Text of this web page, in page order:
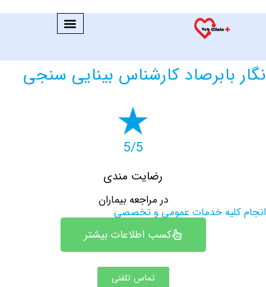
بابرصاد کارشناس بینایی سنجی
رضایت مندی
در مراجعه بیماران
خدمات عمومی و تخصصی
کسب اطلاعات بیشتر
تماس تلفنی